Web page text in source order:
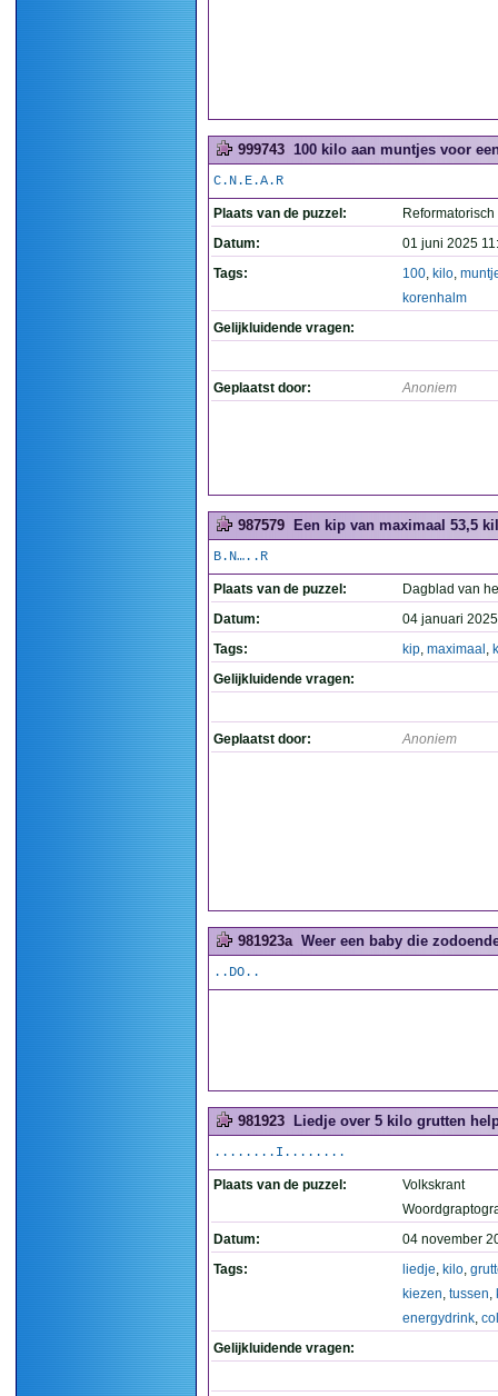
999743 100 kilo aan muntjes voor
C.N.E.A.R
Plaats van de puzzel:
Datum:
01 juni 2025
Tags:
100, kilo,
korenhalm
Gelijkluidende vragen:
Geplaatst door: Anoniem
987579 Een kip van maximaal 53,5
B.N…..R
Plaats van de puzzel:
Dagblad van
Datum:
04 januari
Tags:
kip, maximaal ,
Gelijkluidende vragen:
Geplaatst door: Anoniem
981923a Weer een baby die
..DO..
981923 Liedje over 5 kilo grutten
........I........
Plaats van de puzzel:
Volkskrant
Datum:
04 november
Tags:
liedje, kilo,
kiezen, tussen,
energydrink,
Gelijkluidende vragen: